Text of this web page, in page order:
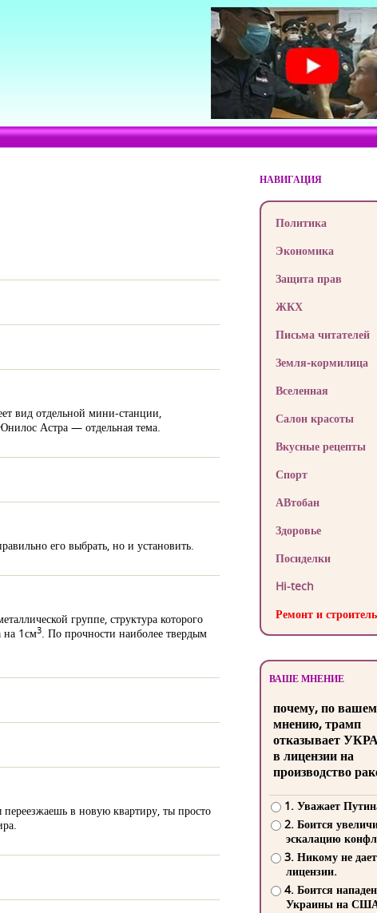
вид отдельной мини-станции,
Астра — отдельная тема.
его выбрать, но и установить.
группе, структура которого
на 1см3. По прочности наиболее твердым
в новую квартиру, ты просто
НАВИГАЦИЯ
Политика
Экономика
Защита прав
ЖКХ
Письма читателей
Земля-кормилица
Вселенная
Салон красоты
Вкусные рецепты
Спорт
АВтобан
Здоровье
Посиделки
Hi-tech
Ремонт и
ВАШЕ МНЕНИЕ
почему, по
мнению, трамп
отказывает
в лицензии на
производство
1. Уважает
2. Боится
эскалацию
3. Никому не
лицензии.
4. Боится
Украины на